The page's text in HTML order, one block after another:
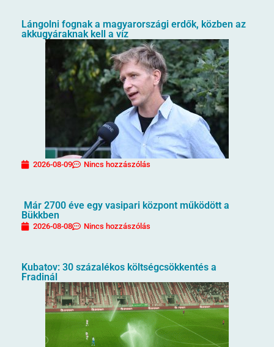
Lángolni fognak a magyarországi erdők, közben az
akkugyáraknak kell a víz
2026-08-09 Nincs hozzászólás
Már 2700 éve egy vasipari központ működött a
Bükkben
2026-08-08 Nincs hozzászólás
Kubatov: 30 százalékos költségcsökkentés a
Fradinál